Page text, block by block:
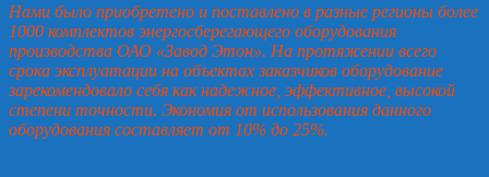
Нами было приобретено и поставлено в разные регионы более
1000 комплектов энергосберегающего оборудования
производства ОАО «Завод Этон». На протяжении всего
срока эксплуатации на объектах заказчиков оборудование
зарекомендовало себя как надежное, эффективное, высокой
степени точности. Экономия от использования данного
оборудования составляет от 10% до 25%.